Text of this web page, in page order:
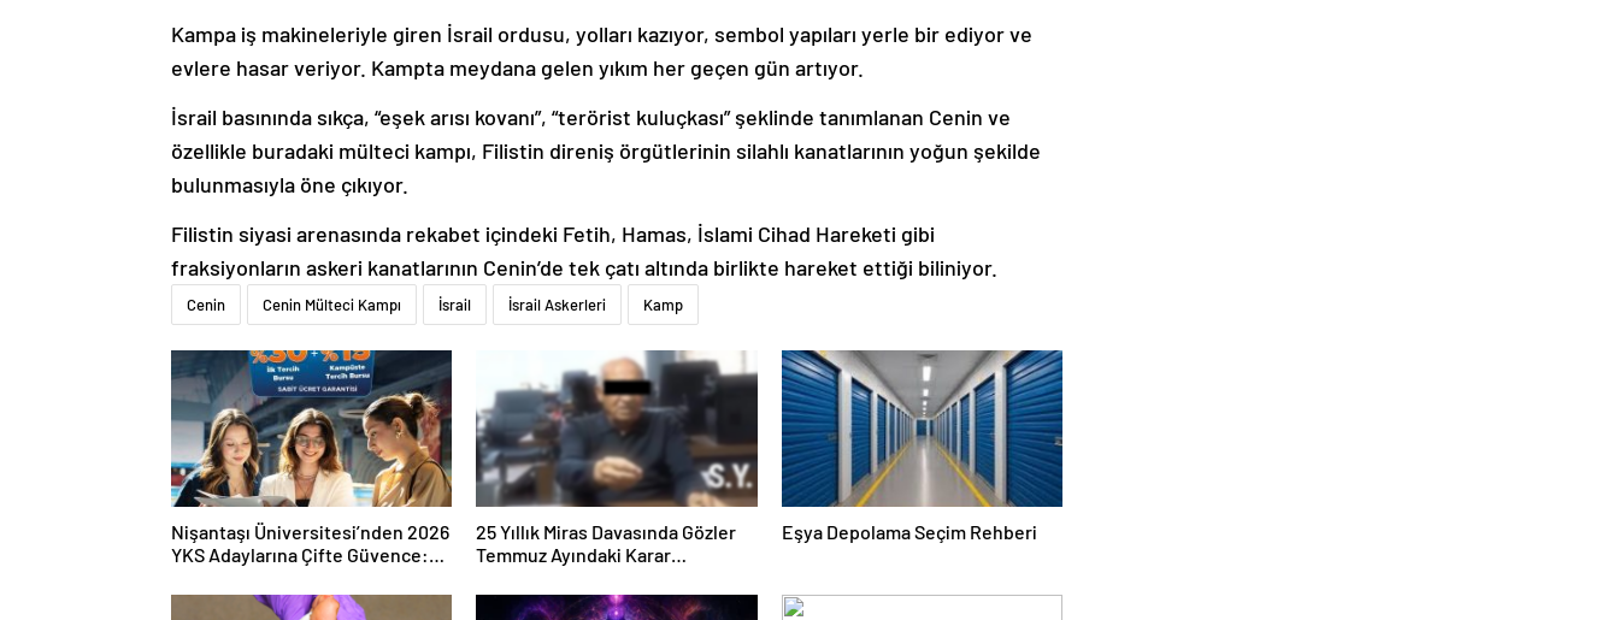
Kampa iş makineleriyle giren İsrail ordusu, yolları kazıyor, sembol yapıları yerle bir ediyor ve
evlere hasar veriyor. Kampta meydana gelen yıkım her geçen gün artıyor.
İsrail basınında sıkça, “eşek arısı kovanı”, “terörist kuluçkası” şeklinde tanımlanan Cenin ve
özellikle buradaki mülteci kampı, Filistin direniş örgütlerinin silahlı kanatlarının yoğun şekilde
bulunmasıyla öne çıkıyor.
Filistin siyasi arenasında rekabet içindeki Fetih, Hamas, İslami Cihad Hareketi gibi
fraksiyonların askeri kanatlarının Cenin’de tek çatı altında birlikte hareket ettiği biliniyor.
Cenin Cenin Mülteci Kampı İsrail İsrail Askerleri Kamp
Nişantaşı Üniversitesi’nden 2026
YKS Adaylarına Çifte Güvence:
25 Yıllık Miras Davasında Gözler
Temmuz Ayındaki Karar
Eşya Depolama Seçim Rehberi